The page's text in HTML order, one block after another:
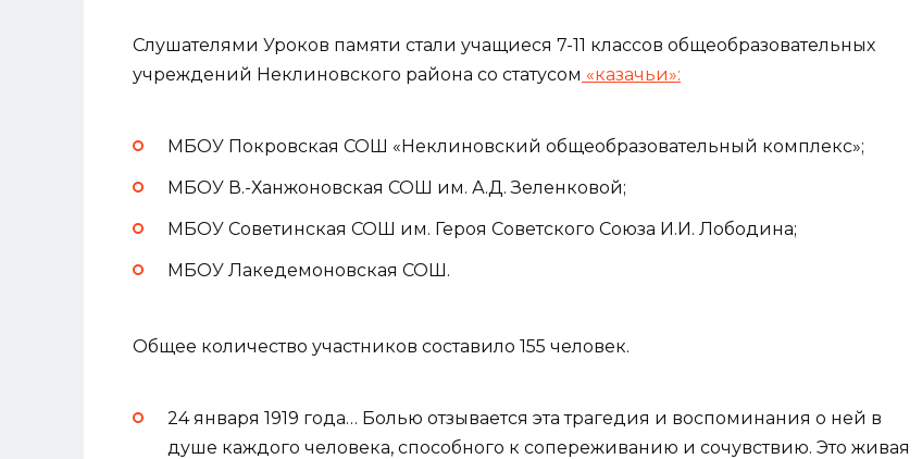
Слушателями Уроков памяти стали учащиеся 7-11 классов общеобразовательных
учреждений Неклиновского района со статусом «казачьи»:
МБОУ Покровская СОШ «Неклиновский общеобразовательный комплекс»;
МБОУ В.-Ханжоновская СОШ им. А.Д. Зеленковой;
МБОУ Советинская СОШ им. Героя Советского Союза И.И. Лободина;
МБОУ Лакедемоновская СОШ.
Общее количество участников составило 155 человек.
24 января 1919 года… Болью отзывается эта трагедия и воспоминания о ней в
душе каждого человека, способного к сопереживанию и сочувствию. Это живая